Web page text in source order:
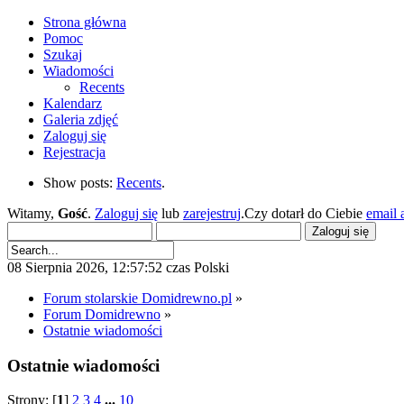
Strona główna
Pomoc
Szukaj
Wiadomości
Recents
Kalendarz
Galeria zdjęć
Zaloguj się
Rejestracja
Show posts: Recents.
Witamy, Gość. Zaloguj się lub zarejestruj.Czy dotarł do Ciebie email
08 Sierpnia 2026, 12:57:52 czas Polski
Forum stolarskie Domidrewno.pl »
Forum Domidrewno »
Ostatnie wiadomości
Ostatnie wiadomości
Strony: [1] 2 3 4 ... 10